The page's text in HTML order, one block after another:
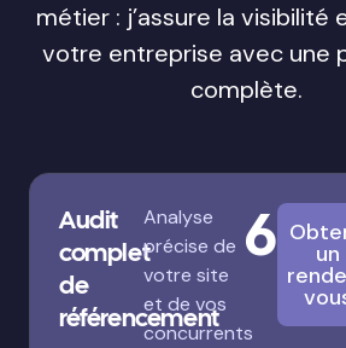
métier : j’assure la visibilité
votre entreprise avec une
complète.
Audit
complet
de
référencement
Analyse
précise de
votre site
et de vos
concurrents
un